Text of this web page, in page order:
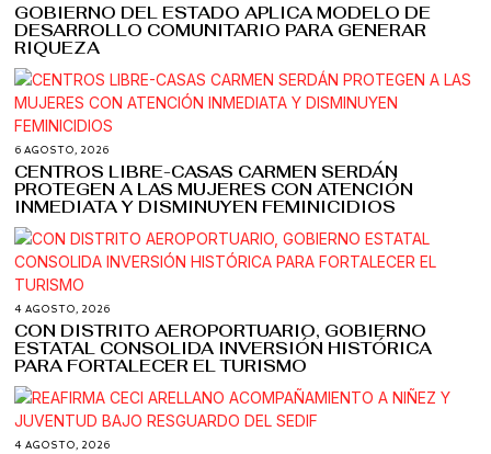
GOBIERNO DEL ESTADO APLICA MODELO DE
DESARROLLO COMUNITARIO PARA GENERAR
RIQUEZA
6 AGOSTO, 2026
CENTROS LIBRE-CASAS CARMEN SERDÁN
PROTEGEN A LAS MUJERES CON ATENCIÓN
INMEDIATA Y DISMINUYEN FEMINICIDIOS
4 AGOSTO, 2026
CON DISTRITO AEROPORTUARIO, GOBIERNO
ESTATAL CONSOLIDA INVERSIÓN HISTÓRICA
PARA FORTALECER EL TURISMO
4 AGOSTO, 2026